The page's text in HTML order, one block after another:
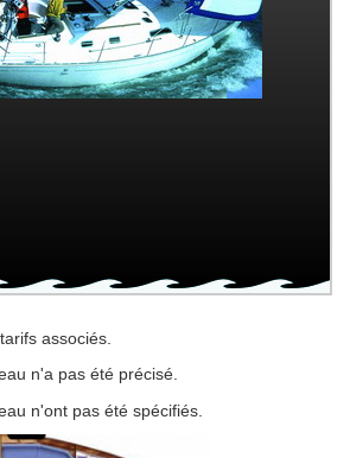
associés.
n'a pas été précisé.
n'ont pas été spécifiés.